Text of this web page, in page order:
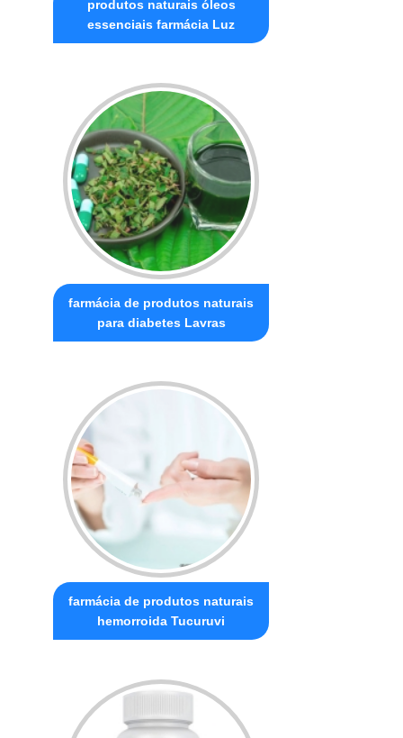
produtos naturais óleos
essenciais farmácia Luz
farmácia de produtos naturais
para diabetes Lavras
farmácia de produtos naturais
hemorroida Tucuruvi